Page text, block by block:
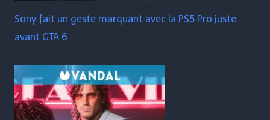
Sony fait un geste marquant avec la PS5 Pro juste
avant GTA 6